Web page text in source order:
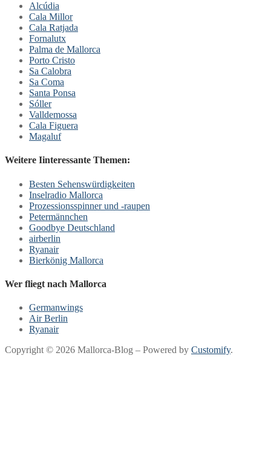
Alcúdia
Cala Millor
Cala Ratjada
Fornalutx
Palma de Mallorca
Porto Cristo
Sa Calobra
Sa Coma
Santa Ponsa
Sóller
Valldemossa
Cala Figuera
Magaluf
Weitere Iinteressante Themen:
Besten Sehenswürdigkeiten
Inselradio Mallorca
Prozessionsspinner und -raupen
Petermännchen
Goodbye Deutschland
airberlin
Ryanair
Bierkönig Mallorca
Wer fliegt nach Mallorca
Germanwings
Air Berlin
Ryanair
Copyright © 2026 Mallorca-Blog – Powered by Customify.